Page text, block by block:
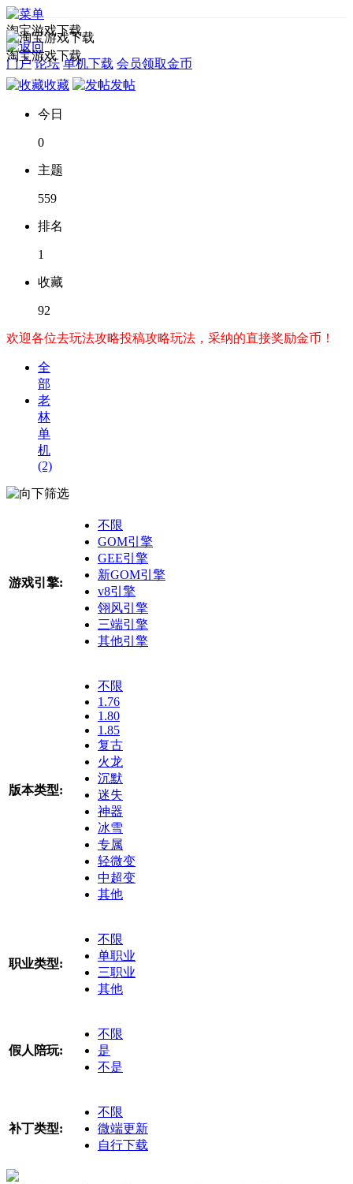
淘宝游戏下载
门户 论坛 单机下载 会员领取金币
淘宝游戏下载
收藏 发帖
今日
0
主题
559
排名
1
收藏
92
欢迎各位去玩法攻略投稿攻略玩法，采纳的直接奖励金币！
全
部
老
林
单
机
(2)
筛选
游戏引擎:
不限
GOM引擎
GEE引擎
新GOM引擎
v8引擎
翎风引擎
三端引擎
其他引擎
版本类型:
不限
1.76
1.80
1.85
复古
火龙
沉默
迷失
神器
冰雪
专属
轻微变
中超变
其他
职业类型:
不限
单职业
三职业
其他
假人陪玩:
不限
是
不是
补丁类型:
不限
微端更新
自行下载